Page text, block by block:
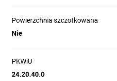
Powierzchnia szczotkowana
Nie
PKWiU
24.20.40.0